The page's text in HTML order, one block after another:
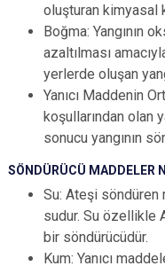
oluşturan kimyasal
Boğma: Yangının
azaltılması
yerlerde oluşan
Yanıcı Maddenin
koşullarından olan
sonucu yangının
SÖNDÜRÜCÜ MADDELER
Su: Ateşi söndüren
sudur. Su özellikle
bir söndürücüdür.
Kum: Yanıcı